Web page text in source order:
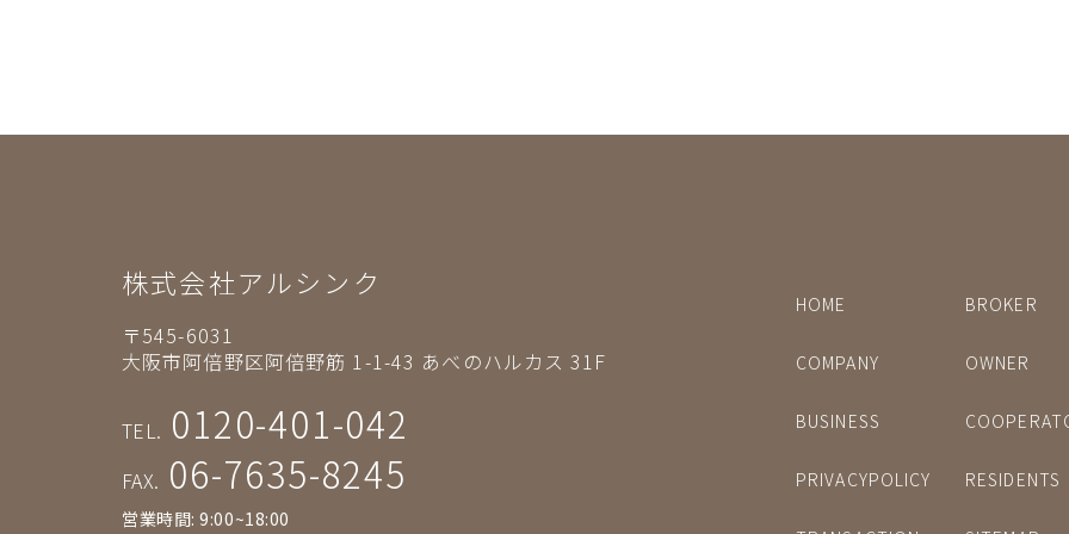
株式会社アルシンク
〒545-6031
大阪市阿倍野区阿倍野筋 1-1-43 あべのハルカス 31F
TEL. 0120-401-042
FAX. 06-7635-8245
営業時間: 9:00~18:00
HOME BROKER
COMPANY OWNER
BUSINESS
PRIVACYPOLICY RESIDENTS